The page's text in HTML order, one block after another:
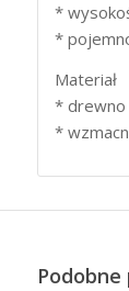
*
*
Materiał
* drewno
*